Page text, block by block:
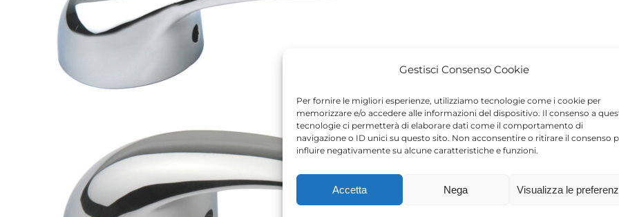
Gestisci Consenso Cookie
Per fornire le migliori esperienze, utilizziamo tecnologie come i cookie per
memorizzare e/o accedere alle informazioni del dispositivo. Il consenso a
tecnologie ci permetterà di elaborare dati come il comportamento di
navigazione o ID unici su questo sito. Non acconsentire o ritirare il consenso
influire negativamente su alcune caratteristiche e funzioni.
Accetta Nega Visualizza le